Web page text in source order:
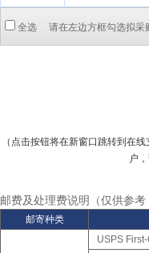
全选 请在左边方框勾选拟采
（点击按钮将在新窗口跳转到在
户
邮费及处理费说明（仅供参考
邮寄种类
USPS